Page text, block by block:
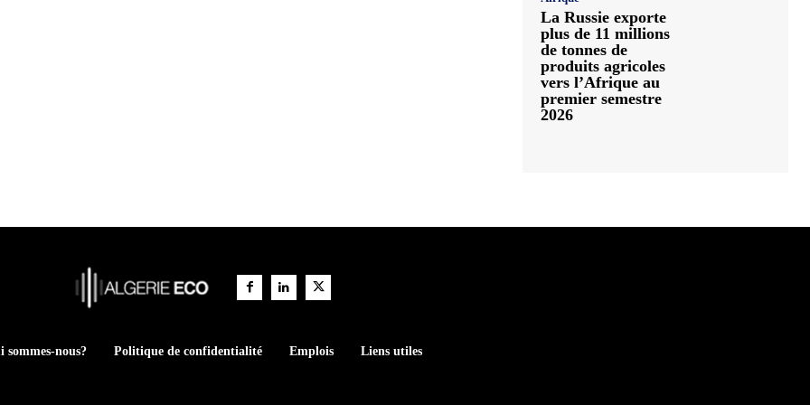
La Russie exporte
plus de 11 millions
de tonnes de
produits agricoles
vers l’Afrique au
premier semestre
2026
sommes-nous? Politique de confidentialité Emplois Liens utiles